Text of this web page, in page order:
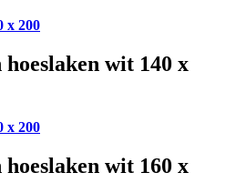
x 200
hoeslaken wit 140 x
x 200
hoeslaken wit 160 x